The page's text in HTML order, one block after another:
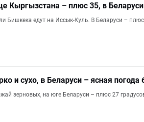
Кыргызстана – плюс 35, в
Бишкека едут на Иссык-Куль. В Беларуси –
и сухо, в Беларуси – ясная погода
зерновых, на юге Беларуси – плюс 27